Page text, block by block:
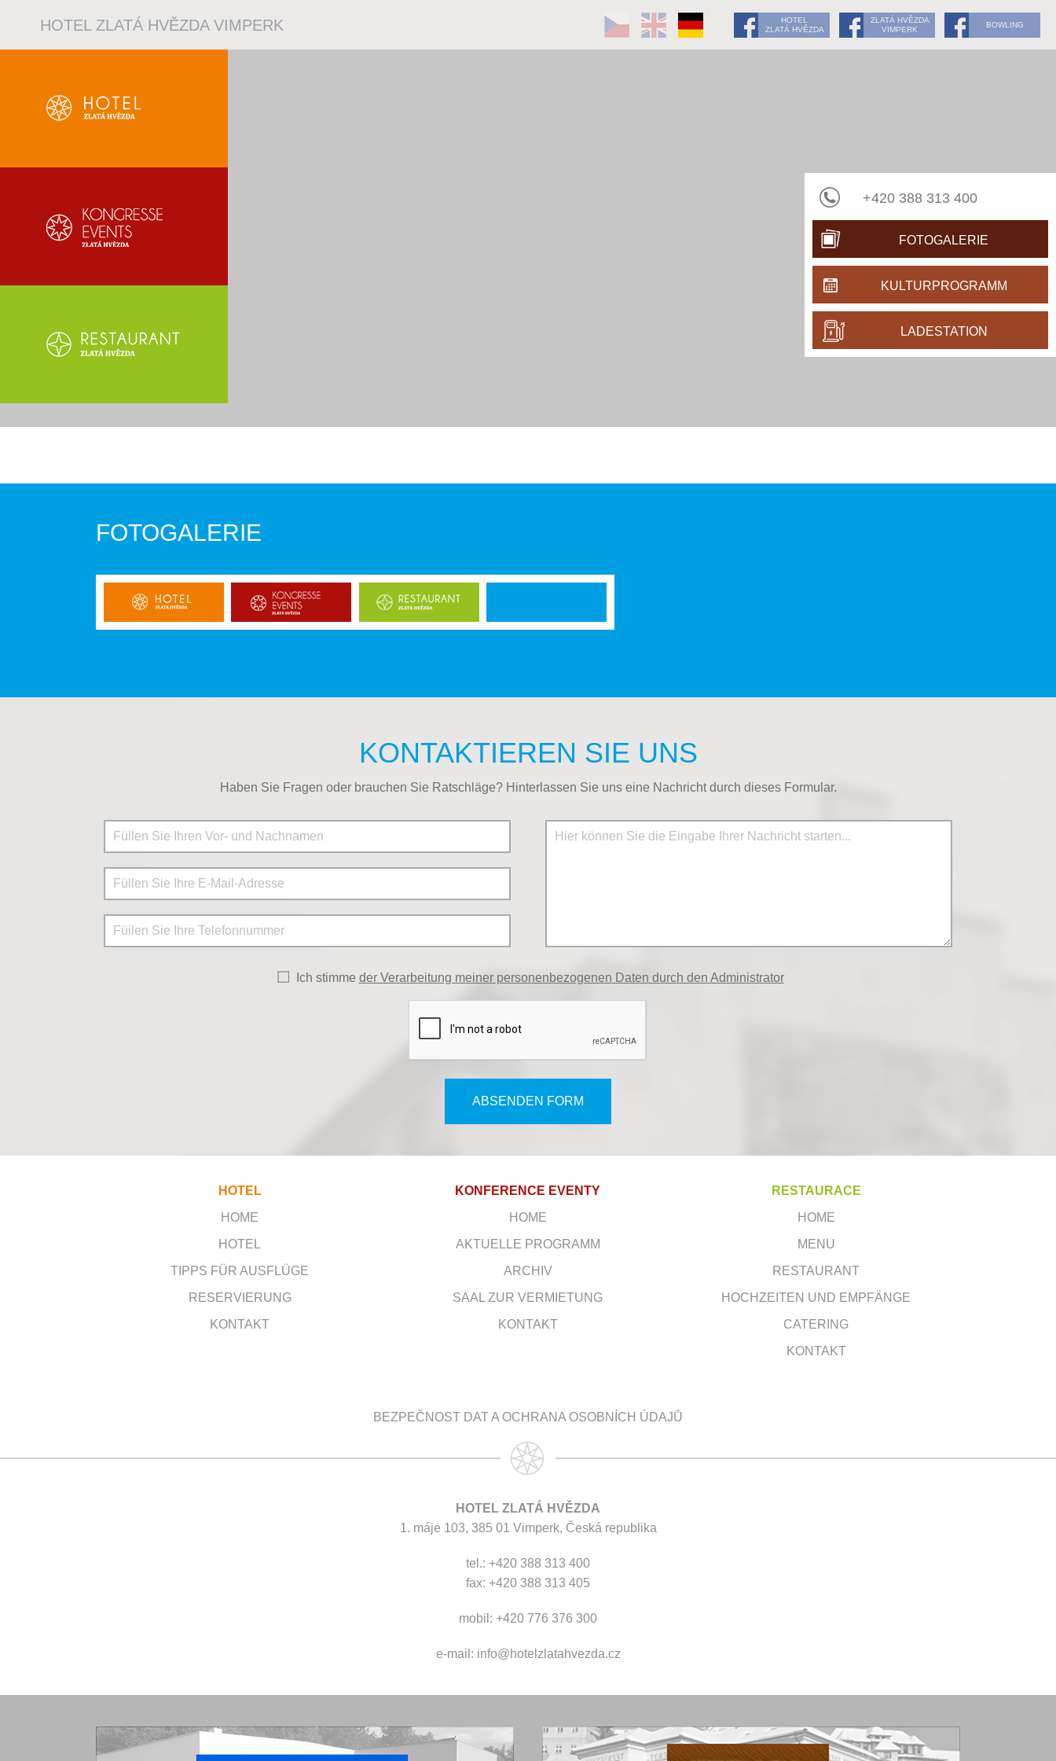
HOTEL ZLATÁ HVĚZDA VIMPERK
HOTEL
ZLATÁ HVĚZDA
ZLATÁ HVĚZDA
VIMPERK
BOWLING
+420 388 313 400
FOTOGALERIE
KULTURPROGRAMM
LADESTATION
FOTOGALERIE
KONTAKTIEREN SIE UNS
Haben Sie Fragen oder brauchen Sie Ratschläge? Hinterlassen Sie uns eine Nachricht durch dieses Formular.
Ich stimme der Verarbeitung meiner personenbezogenen Daten durch den Administrator
ABSENDEN FORM
HOTEL
HOME
HOTEL
TIPPS FÜR AUSFLÜGE
RESERVIERUNG
KONTAKT
KONFERENCE EVENTY
HOME
AKTUELLE PROGRAMM
ARCHIV
SAAL ZUR VERMIETUNG
KONTAKT
RESTAURACE
HOME
MENU
RESTAURANT
HOCHZEITEN UND EMPFÄNGE
CATERING
KONTAKT
BEZPEČNOST DAT A OCHRANA OSOBNÍCH ÚDAJŮ
HOTEL ZLATÁ HVĚZDA
1. máje 103, 385 01 Vimperk, Česká republika
tel.: +420 388 313 400
fax: +420 388 313 405
mobil: +420 776 376 300
e-mail: info@hotelzlatahvezda.cz